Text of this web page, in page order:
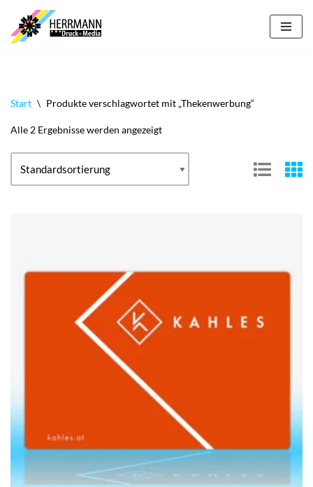
Zum
Start \ Produkte verschlagwortet mit „Thekenwerbung“
Alle 2 Ergebnisse werden angezeigt